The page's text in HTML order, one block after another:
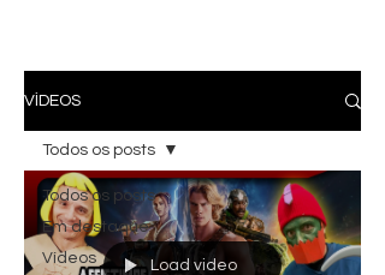
VÍDEOS
Todos os posts
Em destaque
Vídeos
Todos os posts
Load video